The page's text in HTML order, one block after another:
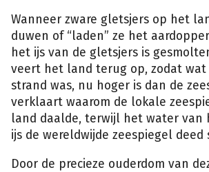
Wanneer zware gletsjers op het
duwen of “laden” ze het
het ijs van de gletsjers is
veert het land terug op, zodat wat
strand was, nu hoger is dan de
verklaart waarom de lokale
land daalde, terwijl het water van
ijs de wereldwijde zeespiegel deed
Door de precieze ouderdom van